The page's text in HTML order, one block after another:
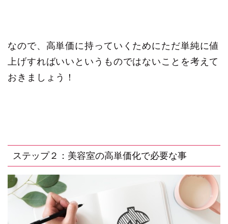
なので、高単価に持っていくためにただ単純に値
上げすればいいというものではないことを考えて
おきましょう！
ステップ２：美容室の高単価化で必要な事